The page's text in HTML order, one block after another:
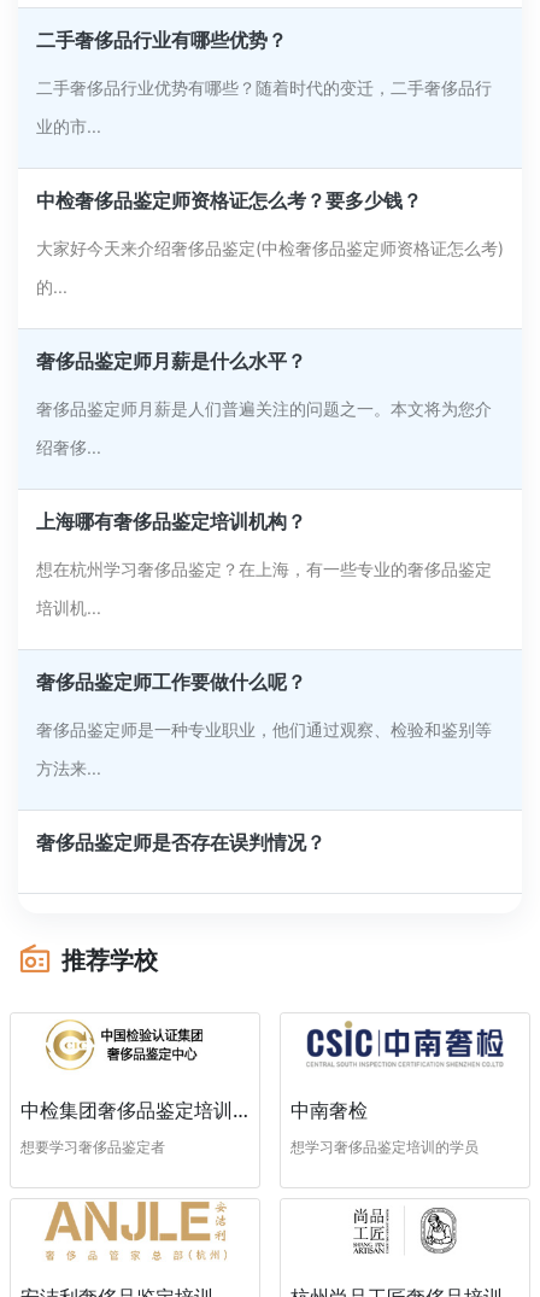
二手奢侈品行业有哪些优势？
二手奢侈品行业优势有哪些？随着时代的变迁，二手奢侈品行
业的市...
中检奢侈品鉴定师资格证怎么考？要多少钱？
大家好今天来介绍奢侈品鉴定(中检奢侈品鉴定师资格证怎么考)
的...
奢侈品鉴定师月薪是什么水平？
奢侈品鉴定师月薪是人们普遍关注的问题之一。本文将为您介
绍奢侈...
上海哪有奢侈品鉴定培训机构？
想在杭州学习奢侈品鉴定？在上海，有一些专业的奢侈品鉴定
培训机...
奢侈品鉴定师工作要做什么呢？
奢侈品鉴定师是一种专业职业，他们通过观察、检验和鉴别等
方法来...
奢侈品鉴定师是否存在误判情况？
推荐学校
中检集团奢侈品鉴定培训中心
想要学习奢侈品鉴定者
中南奢检
想学习奢侈品鉴定培训的学员